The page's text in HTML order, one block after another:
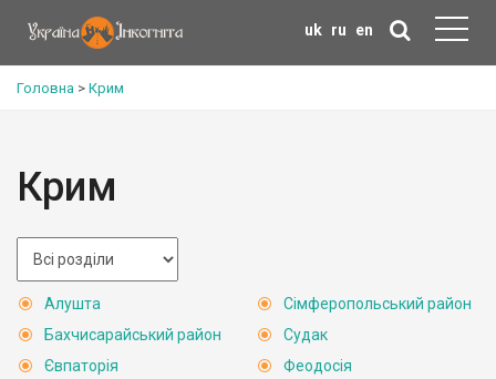
uk ru en
Головна > Крим
Крим
Алушта
Бахчисарайський район
Євпаторія
Сімферопольський район
Судак
Феодосія